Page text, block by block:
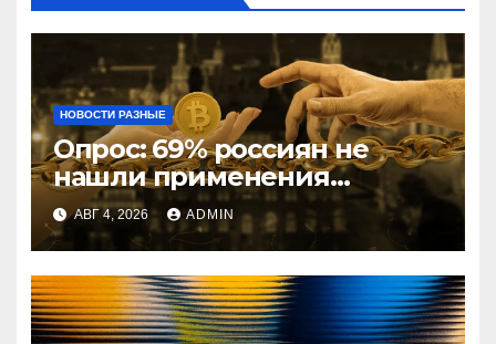
НОВОСТИ РАЗНЫЕ
Опрос: 69% россиян не
нашли применения
криптовалютам
АВГ 4, 2026 ADMIN